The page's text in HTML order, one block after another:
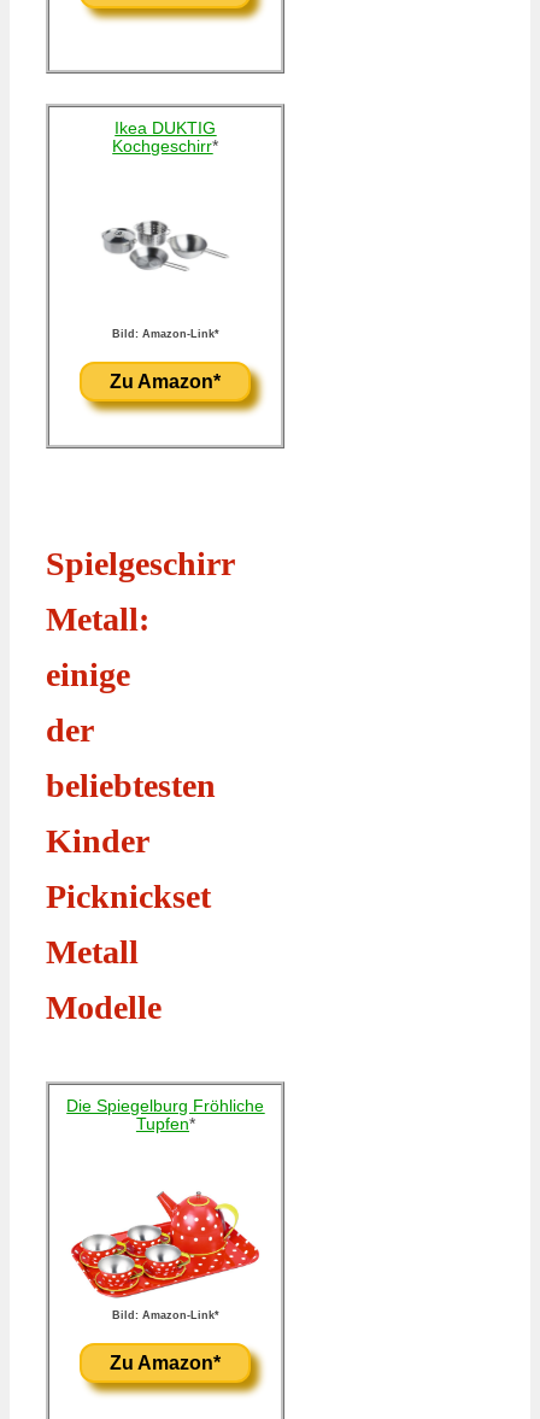
Ikea DUKTIG
Kochgeschirr*
Bild: Amazon-Link*
Zu Amazon*
Spielgeschirr
Metall:
einige
der
beliebtesten
Kinder
Picknickset
Metall
Modelle
Die Spiegelburg Fröhliche
Tupfen*
Bild: Amazon-Link*
Zu Amazon*